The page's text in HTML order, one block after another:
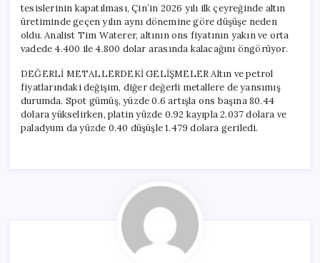
tesislerinin kapatılması, Çin’in 2026 yılı ilk çeyreğinde altın
üretiminde geçen yılın aynı dönemine göre düşüşe neden
oldu. Analist Tim Waterer, altının ons fiyatının yakın ve orta
vadede 4.400 ile 4.800 dolar arasında kalacağını öngörüyor.
DEĞERLİ METALLERDEKİ GELİŞMELER Altın ve petrol
fiyatlarındaki değişim, diğer değerli metallere de yansımış
durumda. Spot gümüş, yüzde 0.6 artışla ons başına 80.44
dolara yükselirken, platin yüzde 0.92 kayıpla 2.037 dolara ve
paladyum da yüzde 0.40 düşüşle 1.479 dolara geriledi.